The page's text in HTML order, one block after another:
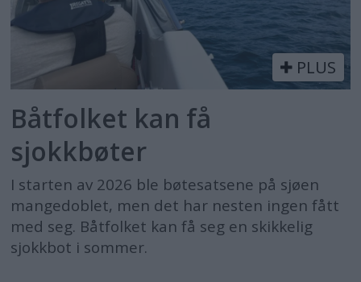
PLUS
Båtfolket kan få
sjokkbøter
I starten av 2026 ble bøtesatsene på sjøen
mangedoblet, men det har nesten ingen fått
med seg. Båtfolket kan få seg en skikkelig
sjokkbot i sommer.